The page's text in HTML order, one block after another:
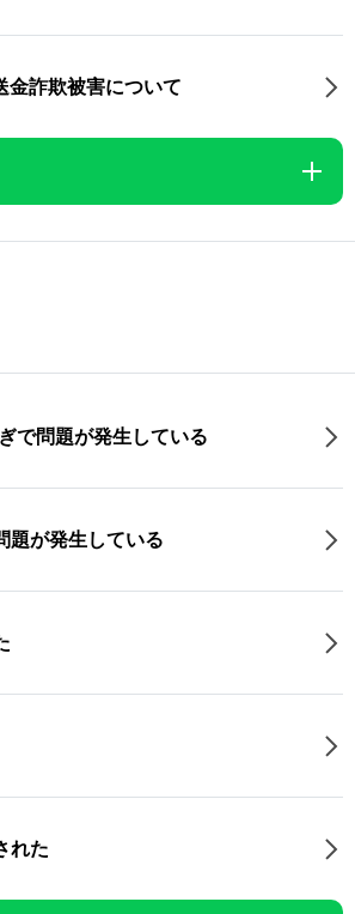
詐欺被害について
で問題が発生している
題が発生している
れた